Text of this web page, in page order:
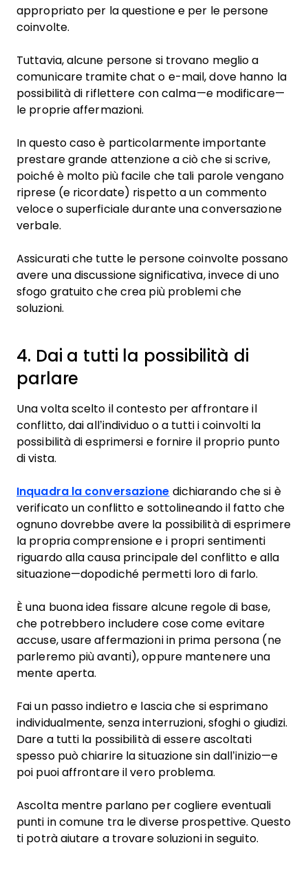
appropriato per la questione e per le persone
coinvolte.
Tuttavia, alcune persone si trovano meglio a
comunicare tramite chat o e-mail, dove hanno la
possibilità di riflettere con calma—e modificare—
le proprie affermazioni.
In questo caso è particolarmente importante
prestare grande attenzione a ciò che si scrive,
poiché è molto più facile che tali parole vengano
riprese (e ricordate) rispetto a un commento
veloce o superficiale durante una conversazione
verbale.
Assicurati che tutte le persone coinvolte possano
avere una discussione significativa, invece di uno
sfogo gratuito che crea più problemi che
soluzioni.
4. Dai a tutti la possibilità di
parlare
Una volta scelto il contesto per affrontare il
conflitto, dai all’individuo o a tutti i coinvolti la
possibilità di esprimersi e fornire il proprio punto
di vista.
Inquadra la conversazione dichiarando che si è
verificato un conflitto e sottolineando il fatto che
ognuno dovrebbe avere la possibilità di esprimere
la propria comprensione e i propri sentimenti
riguardo alla causa principale del conflitto e alla
situazione—dopodiché permetti loro di farlo.
È una buona idea fissare alcune regole di base,
che potrebbero includere cose come evitare
accuse, usare affermazioni in prima persona (ne
parleremo più avanti), oppure mantenere una
mente aperta.
Fai un passo indietro e lascia che si esprimano
individualmente, senza interruzioni, sfoghi o giudizi.
Dare a tutti la possibilità di essere ascoltati
spesso può chiarire la situazione sin dall’inizio—e
poi puoi affrontare il vero problema.
Ascolta mentre parlano per cogliere eventuali
punti in comune tra le diverse prospettive. Questo
ti potrà aiutare a trovare soluzioni in seguito.